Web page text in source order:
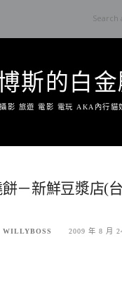
斯的白
影 旅遊 電影 電玩 AKA內行貓
餅－新鮮豆漿店(
WILLYBOSS 2009 年 8 月